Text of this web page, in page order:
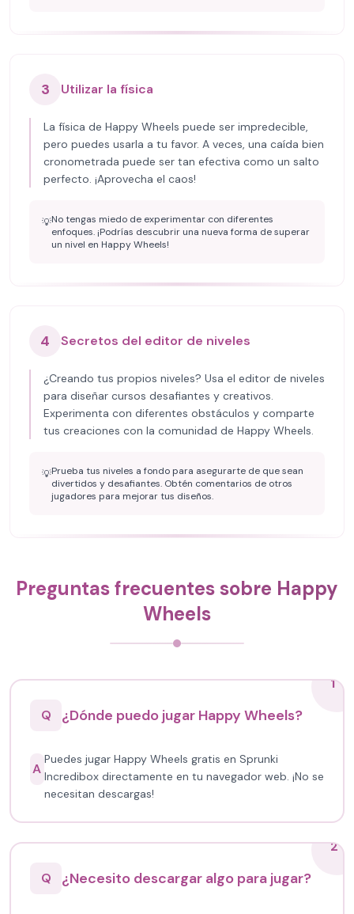
3 Utilizar la física
La física de Happy Wheels puede ser impredecible,
pero puedes usarla a tu favor. A veces, una caída bien
cronometrada puede ser tan efectiva como un salto
perfecto. ¡Aprovecha el caos!
💡No tengas miedo de experimentar con diferentes
enfoques. ¡Podrías descubrir una nueva forma de superar
un nivel en Happy Wheels!
4 Secretos del editor de niveles
¿Creando tus propios niveles? Usa el editor de niveles
para diseñar cursos desafiantes y creativos.
Experimenta con diferentes obstáculos y comparte
tus creaciones con la comunidad de Happy Wheels.
💡Prueba tus niveles a fondo para asegurarte de que sean
divertidos y desafiantes. Obtén comentarios de otros
jugadores para mejorar tus diseños.
Preguntas frecuentes sobre Happy
Wheels
1
Q
¿Dónde puedo jugar Happy Wheels?
A
Puedes jugar Happy Wheels gratis en Sprunki
Incredibox directamente en tu navegador web. ¡No se
necesitan descargas!
2
Q
¿Necesito descargar algo para jugar?